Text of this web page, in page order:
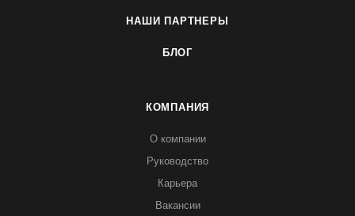
НАШИ ПАРТНЕРЫ
БЛОГ
КОМПАНИЯ
О компании
Руководство
Карьера
Вакансии